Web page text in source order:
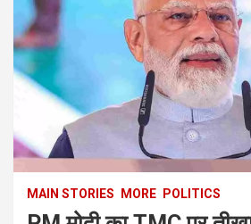
MAIN STORIES MORE POLITICS